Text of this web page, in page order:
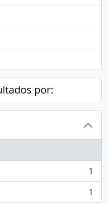
por:
1
1